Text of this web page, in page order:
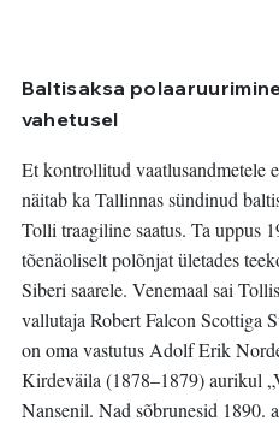
Baltisaksa
vahetusel
Et kontrollitud vaatlusandmetele
näitab ka Tallinnas sündinud
Tolli traagiline saatus. Ta uppus
tõenäoliselt polõnjat ületades
Siberi saarele. Venemaal sai
vallutaja Robert Falcon Scottiga
on oma vastutus Adolf Erik
Kirdeväila (1878–1879) aurikul
Nansenil. Nad sõbrunesid 1890.